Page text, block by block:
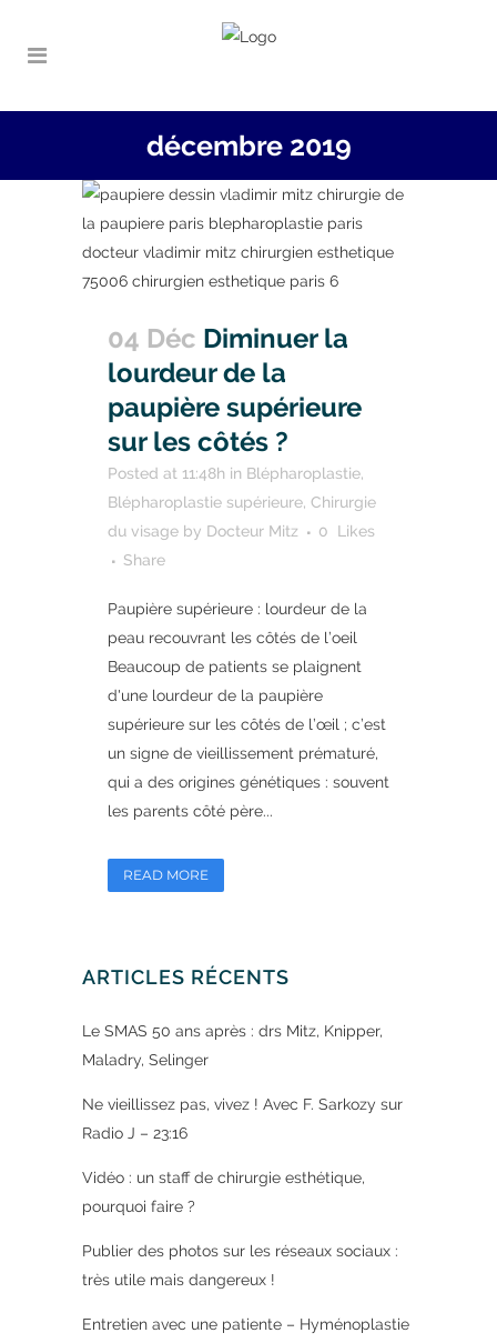
décembre 2019
04 Déc Diminuer la
lourdeur de la
paupière supérieure
sur les côtés ?
Posted at 11:48h in Blépharoplastie,
Blépharoplastie supérieure, Chirurgie
du visage by Docteur Mitz 0
Likes
Share
Paupière supérieure : lourdeur de la
peau recouvrant les côtés de l’oeil
Beaucoup de patients se plaignent
d'une lourdeur de la paupière
supérieure sur les côtés de l’œil ; c’est
un signe de vieillissement prématuré,
qui a des origines génétiques : souvent
les parents côté père...
READ MORE
ARTICLES RÉCENTS
Le SMAS 50 ans après : drs Mitz, Knipper,
Maladry, Selinger
Ne vieillissez pas, vivez ! Avec F. Sarkozy sur
Radio J – 23:16
Vidéo : un staff de chirurgie esthétique,
pourquoi faire ?
Publier des photos sur les réseaux sociaux :
très utile mais dangereux !
Entretien avec une patiente – Hyménoplastie